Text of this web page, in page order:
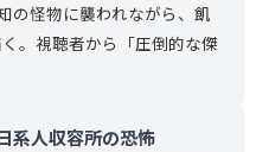
の怪物に襲われながら、飢
。視聴者から「圧倒的な傑
系人収容所の恐怖